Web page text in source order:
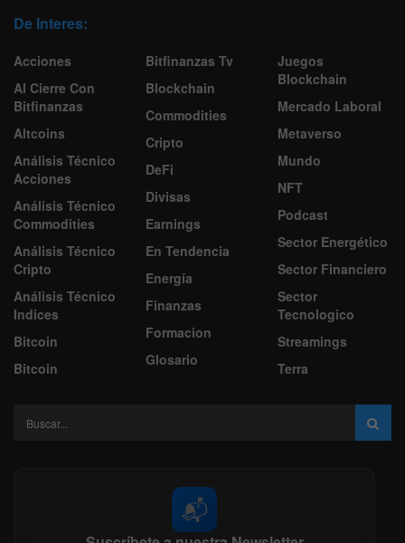
De Interes:
Acciones
Al Cierre Con
Bitfinanzas
Altcoins
Análisis Técnico
Acciones
Análisis Técnico
Commodities
Análisis Técnico
Cripto
Análisis Técnico
Indices
Bitcoin
Bitcoin
Bitfinanzas Tv
Blockchain
Commodities
Cripto
DeFi
Divisas
Earnings
En Tendencia
Energía
Finanzas
Formacion
Glosario
Juegos
Blockchain
Mercado Laboral
Metaverso
Mundo
NFT
Podcast
Sector Energético
Sector Financiero
Sector
Tecnologico
Streamings
Terra
📬